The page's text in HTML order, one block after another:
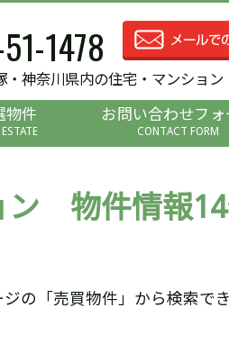
1478
・神奈川県内の住宅・マンション
物件
ESTATE
お問い合わせフォ
CONTACT FORM
ン 物件情報
「売買物件」から検索でき